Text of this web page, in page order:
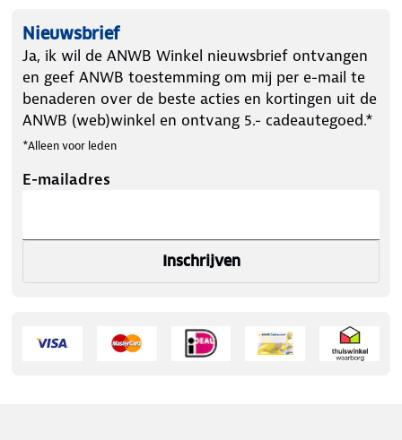
Nieuwsbrief
Ja, ik wil de ANWB Winkel nieuwsbrief ontvangen
en geef ANWB toestemming om mij per e-mail te
benaderen over de beste acties en kortingen uit de
ANWB (web)winkel en ontvang 5.- cadeautegoed.*
*Alleen voor leden
E-mailadres
Inschrijven